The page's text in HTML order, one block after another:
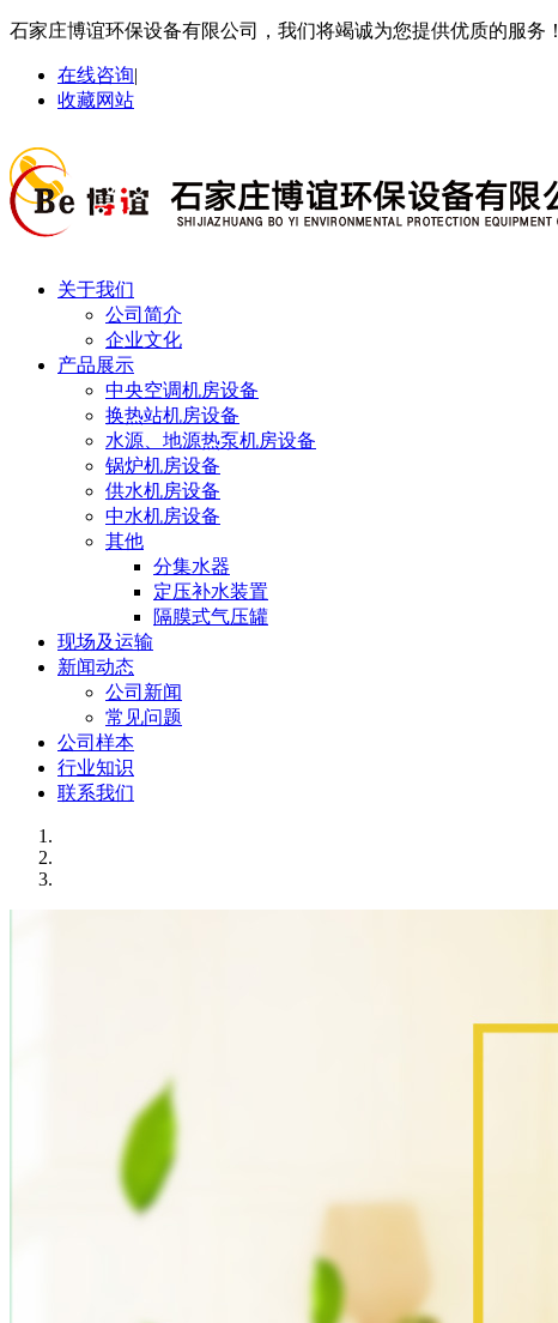
石家庄博谊环保设备有限公司，我们将竭诚为您提供优质的服务！
在线咨询|
收藏网站
关于我们
公司简介
企业文化
产品展示
中央空调机房设备
换热站机房设备
水源、地源热泵机房设备
锅炉机房设备
供水机房设备
中水机房设备
其他
分集水器
定压补水装置
隔膜式气压罐
现场及运输
新闻动态
公司新闻
常见问题
公司样本
行业知识
联系我们